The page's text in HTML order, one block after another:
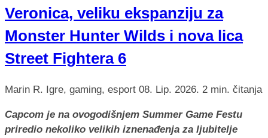
Veronica, veliku ekspanziju za
Monster Hunter Wilds i nova lica
Street Fightera 6
Marin R. Igre, gaming, esport 08. Lip. 2026. 2 min. čitanja
Capcom je na ovogodišnjem Summer Game Festu
priredio nekoliko velikih iznenađenja za ljubitelje